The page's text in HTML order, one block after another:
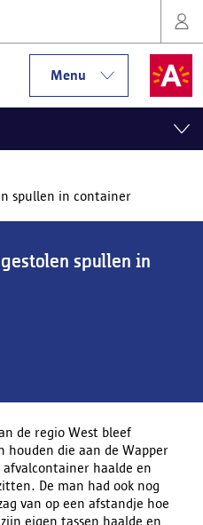
Menu
spullen in container
spullen in
de regio West bleef
houden die aan de Wapper
haalde en
De man had ook nog
van op een afstandje hoe
eigen tassen haalde en